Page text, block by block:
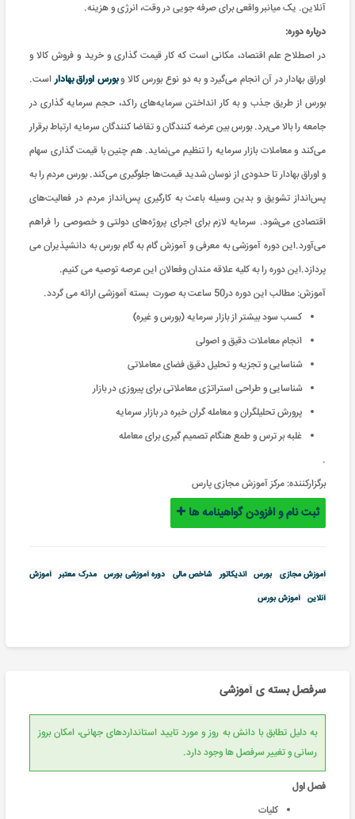
آنلاین. یک میانبر واقعی برای صرفه جویی در وقت، انرژی و هزینه.
درباره دوره:
در اصطلاح علم اقتصاد، مکانی است که کار قیمت گذاری و خريد و فروش کالا و
اوراق بهادار در آن انجام می‌گیرد و به دو نوع بورس کالا وبورس اوراق بهادار است.
بورس از طريق جذب و به کار انداختن سرمایه‌های راکد، حجم سرمایه گذاری در
جامعه را بالا می‌برد. بورس بین عرضه کنندگان و تقاضا کنندگان سرمایه ارتباط برقرار
می‌کند و معاملات بازار سرمایه را تنظیم می‌نماید. هم چنین با قیمت گذاری سهام
و اوراق بهادار تا حدودی از نوسان شدید قیمت‌ها جلوگیری می‌کند. بورس مردم را به
پس‌انداز تشويق و بدین وسیله باعث به کارگیری پس‌انداز مردم در فعالیت‌های
اقتصادی می‌شود. سرمایه لازم برای اجرای پروژه‌های دولتی و خصوصی را فراهم
می‌آورد.این دوره آموزشی به معرفی و آموزش گام به گام بورس به دانشپذیران می
پردازد.این دوره را به کلیه علاقه مندان وفعالان این عرصه توصیه می کنیم.
آموزش: مطالب این دوره در50 ساعت به صورت بسته آموزشی ارائه می گردد
.
کسب سود بیشتر از بازار سرمایه (بورس و غیره)
انجام معاملات دقیق و اصولی
شناسایی و تجزیه و تحلیل دقیق فضای معاملاتی
شناسایی و طراحی استراتژی معاملاتی برای پیروزی در بازار
پرورش تحلیلگران و معامله گران خبره در بازار سرمایه
غلبه بر ترس و طمع هنگام تصمیم گیری برای معامله
.
برگزارکننده: مرکز آموزش مجازی پارس
ثبت نام و افزودن گواهینامه ها
آموزش مجازی بورس اندیکاتور شاخص مالی دوره آموزشی بورس مدرک معتبر آموزش
آنلاین آموزش بورس
سرفصل بسته ی آموزشی
به دلیل تطابق با دانش به روز و مورد تایید استانداردهای جهانی، امکان بروز
رسانی و تغییر سرفصل ها وجود دارد.
فصل اول
کلیات